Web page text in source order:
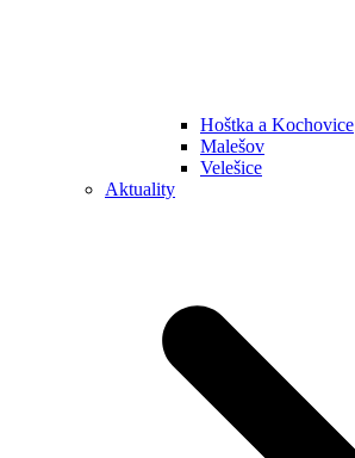
Hoštka a Kochovice
Malešov
Velešice
Aktuality